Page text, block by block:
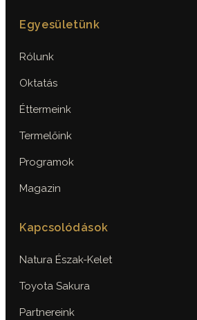
Egyesületünk
Rólunk
Oktatás
Éttermeink
Termelőink
Programok
Magazin
Kapcsolódások
Natura Észak-Kelet
Toyota Sakura
Partnereink